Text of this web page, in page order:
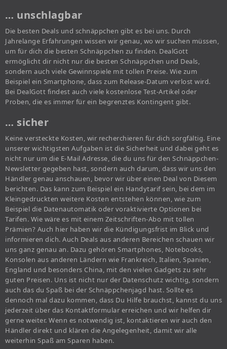
… unschlagbar
Die besten Deals und schnäppchen gibt es bei uns. Durch
Jahrelange Erfahrungen wissen wir genau, wo wir suchen müssen,
um für dich die besten Schnäppchen zu finden. DealGott
ermöglicht dir nicht nur die besten Schnäppchen und Deals,
sondern auch viele Gewinnspiele mit tollen Preise. Wie zum
Beispiel ein Smartphone, dass zum Release-Datum verlost wird.
Bei DealGott findest auch viele kostenlose Test-Artikel oder
Proben, die es immer für ein begrenztes Kontingent gibt.
… sicher
Keine versteckte Kosten, wir recherchieren für dich sorgfältig. Eine
unserer wichtigsten Aufgaben ist die Sicherheit und dabei geht es
nicht nur um die E-Mail Adresse, die du uns für den Schnäppchen-
Newsletter gegeben hast, sondern auch darum, dass wir uns den
Händler genau anschauen, bevor wir über einen Deal von Diesem
berichten. Das kann zum Beispiel ein Handytarif sein, bei dem im
Kleingedruckten weitere Kosten entstehen können, wie zum
Beispiel die Datenautomatik oder voraktivierte Optionen bei
Tarifen. Wie wäre es mit einem Zeitschriften-Abo mit tollen
Prämien? Auch hier haben wir die Kündigungsfrist im Blick und
informieren dich. Auch Deals aus anderen Bereichen schauen wir
uns ganz genau an. Dazu gehören Smartphones, Notebooks,
Konsolen aus anderen Ländern wie Frankreich, Italien, Spanien,
England und besonders China, mit den vielen Gadgets zu sehr
guten Preisen. Uns ist nicht nur der Datenschutz wichtig, sondern
auch das du Spaß bei der Schnäppchenjagd hast. Sollte es
dennoch mal dazu kommen, dass Du Hilfe brauchst, kannst du uns
jederzeit über das Kontaktformular erreichen und wir helfen dir
gerne weiter. Wenn es notwendig ist, kontaktieren wir auch den
Händler direkt und klären die Angelegenheit, damit wir alle
weiterhin Spaß am Sparen haben.